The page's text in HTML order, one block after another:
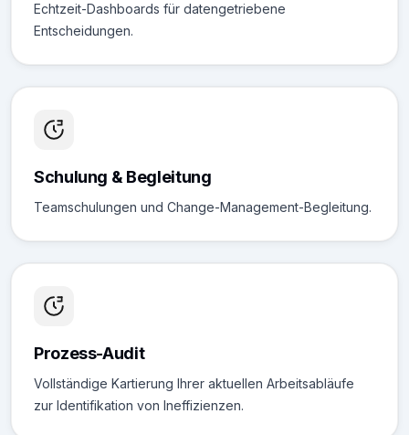
Echtzeit-Dashboards für datengetriebene
Entscheidungen.
Schulung & Begleitung
Teamschulungen und Change-Management-Begleitung.
Prozess-Audit
Vollständige Kartierung Ihrer aktuellen Arbeitsabläufe
zur Identifikation von Ineffizienzen.